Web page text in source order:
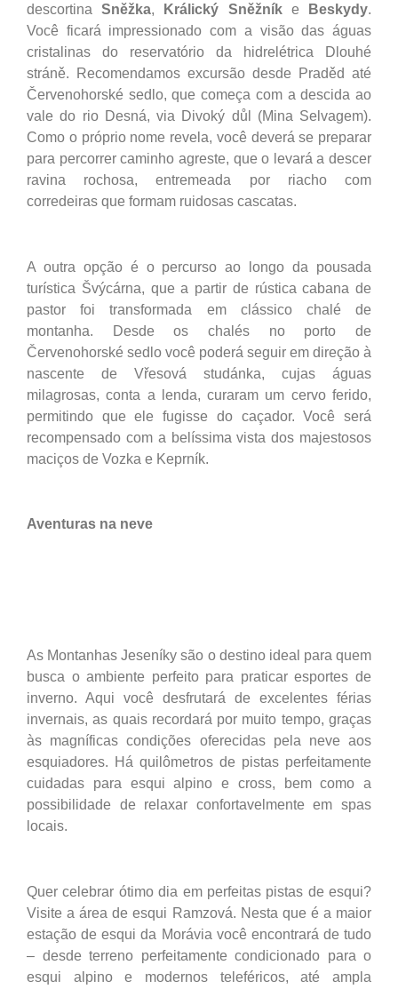
descortinaSněžka, Králický Sněžníke Beskydy.
Você ficará impressionado com a visão das águas
cristalinas do reservatório da hidrelétrica Dlouhé
stráně. Recomendamos excursão desde Praděd até
Červenohorské sedlo, que começa com a descida ao
vale do rio Desná, via Divoký důl (Mina Selvagem).
Como o próprio nome revela, você deverá se preparar
para percorrer caminho agreste, que o levará a descer
ravina rochosa, entremeada por riacho com
corredeiras que formam ruidosas cascatas.
A outra opção é o percurso ao longo da pousada
turística Švýcárna, que a partir de rústica cabana de
pastor foi transformada em clássico chalé de
montanha. Desde os chalés no porto de
Červenohorské sedlo você poderá seguir em direção à
nascente de Vřesová studánka, cujas águas
milagrosas, conta a lenda, curaram um cervo ferido,
permitindo que ele fugisse do caçador. Você será
recompensado com a belíssima vista dos majestosos
maciços de Vozka e Keprník.
Aventuras na neve
As Montanhas Jeseníky são o destino ideal para quem
busca o ambiente perfeito para praticar esportes de
inverno. Aqui você desfrutará de excelentes férias
invernais, as quais recordará por muito tempo, graças
às magníficas condições oferecidas pela neve aos
esquiadores. Há quilômetros de pistas perfeitamente
cuidadas para esqui alpino e cross, bem como a
possibilidade de relaxar confortavelmente em spas
locais.
Quer celebrar ótimo dia em perfeitas pistas de esqui?
Visite a área de esqui Ramzová. Nesta que é a maior
estação de esqui da Morávia você encontrará de tudo
– desde terreno perfeitamente condicionado para o
esqui alpino e modernos teleféricos, até ampla